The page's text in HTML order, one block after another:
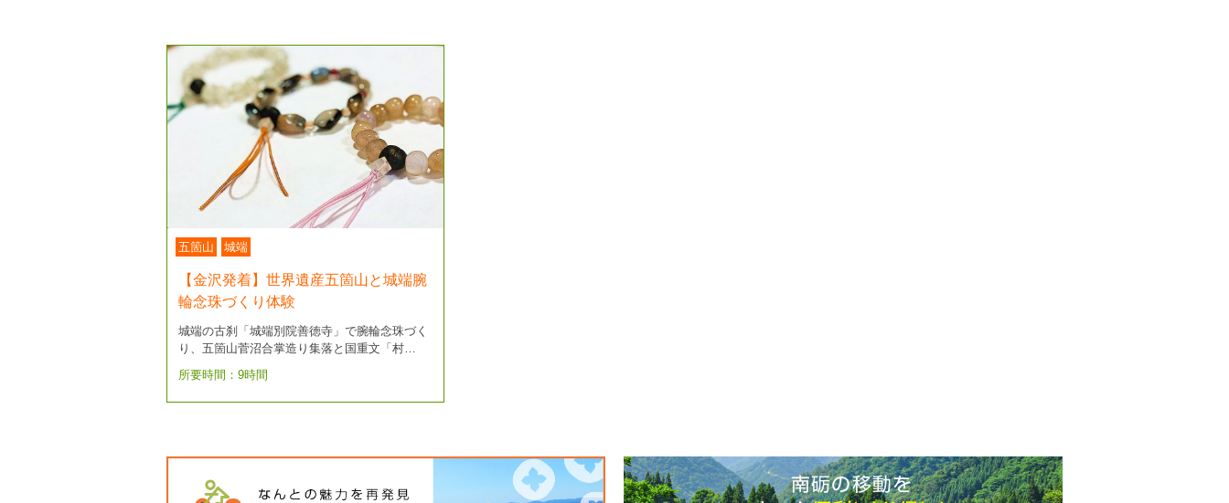
五箇山 城端
【金沢発着】世界遺産五箇山と城端腕
輪念珠づくり体験
城端の古刹「城端別院善徳寺」で腕輪念珠づく
り、五箇山菅沼合掌造り集落と国重文「村…
所要時間：9時間